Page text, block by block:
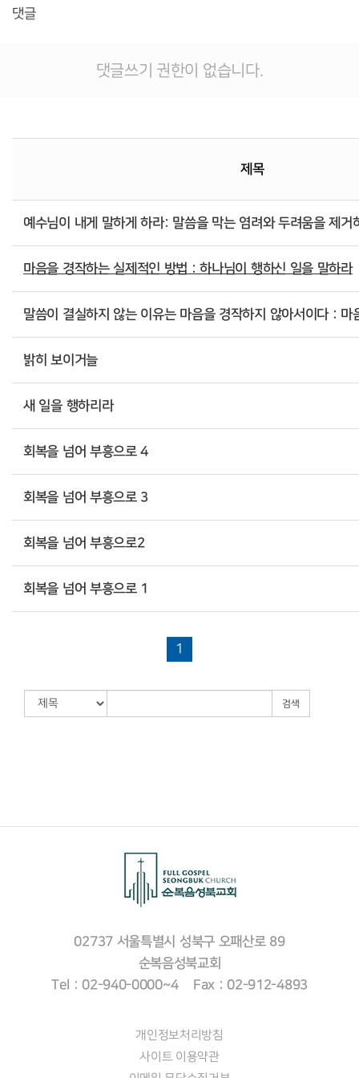
댓글
댓글쓰기 권한이 없습니다.
제목
예수님이 내게 말하게 하라: 말씀을 막는 염려와 두려움을 제거
마음을 경작하는 실제적인 방법 : 하나님이 행하신 일을 말하라
말씀이 결실하지 않는 이유는 마음을 경작하지 않아서이다 : 마
밝히 보이거늘
새 일을 행하리라
회복을 넘어 부흥으로 4
회복을 넘어 부흥으로 3
회복을 넘어 부흥으로2
회복을 넘어 부흥으로 1
1
검색
02737 서울특별시 성북구 오패산로 89
순복음성북교회
Tel : 02-940-0000~4 Fax : 02-912-4893
개인정보처리방침
사이트 이용약관